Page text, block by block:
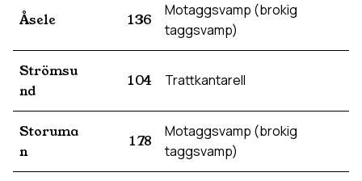
Åsele 136
Motaggsvamp (brokig
taggsvamp)
Strömsu
nd
104 Trattkantarell
Storuma
n
178
Motaggsvamp (brokig
taggsvamp)